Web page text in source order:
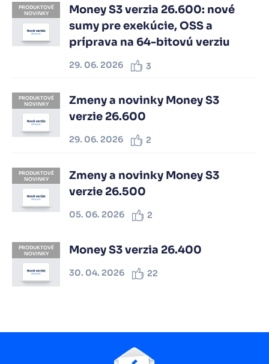
PRODUKTOVÉ
NOVINKY
Money S3 verzia 26.600: nové
sumy pre exekúcie, OSS a
príprava na 64-bitovú verziu
29. 06. 2026 3
PRODUKTOVÉ
NOVINKY
Zmeny a novinky Money S3
verzie 26.600
29. 06. 2026 2
PRODUKTOVÉ
NOVINKY
Zmeny a novinky Money S3
verzie 26.500
05. 06. 2026 2
PRODUKTOVÉ
NOVINKY
Money S3 verzia 26.400
30. 04. 2026 22